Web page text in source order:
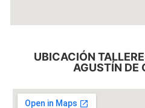
UBICACIÓN
AGUSTÍN DE